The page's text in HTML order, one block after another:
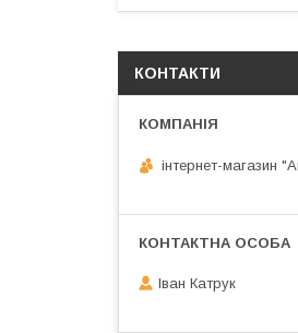
КОНТАКТИ
інтернет-магазин
Іван Катрук